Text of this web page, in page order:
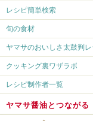
レシピ簡単検索
旬の食材
ヤマサのおいしさ太鼓判
クッキング裏ワザラボ
レシピ制作者一覧
ヤマサ醤油とつながる